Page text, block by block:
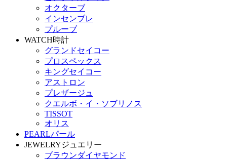
オクターブ
インセンブレ
プルーブ
WATCH時計
グランドセイコー
プロスペックス
キングセイコー
アストロン
プレザージュ
クエルボ・イ・ソブリノス
TISSOT
オリス
PEARLパール
JEWELRYジュエリー
ブラウンダイヤモンド